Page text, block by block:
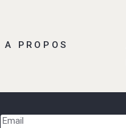
A PROPOS
Email